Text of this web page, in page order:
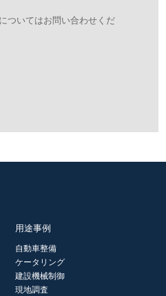
ついてはお問い合わせくだ
用途事例
自動車整備
ケータリング
建設機械制御
現地調査